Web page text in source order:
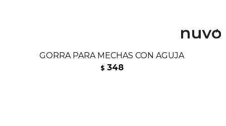
GORRA PARA MECHAS CON AGUJA
$ 348